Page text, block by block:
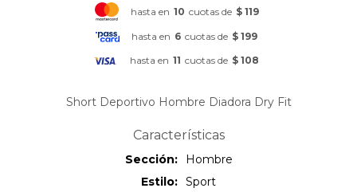
hasta en 10 cuotas de $ 119
hasta en 6 cuotas de $ 199
hasta en 11 cuotas de $ 108
Short Deportivo Hombre Diadora Dry Fit
Características
Sección
Hombre
Estilo
Sport